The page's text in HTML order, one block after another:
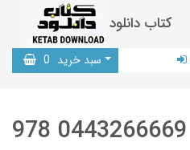
کتاب دانلود
سبد خرید 0
978 0443266669